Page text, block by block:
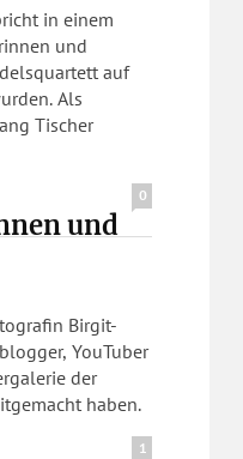
in einem
und
auf
Als
Tischer
0
und
Birgit-
YouTuber
der
haben.
1